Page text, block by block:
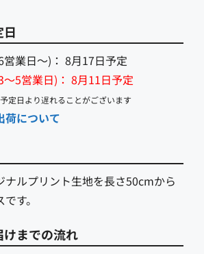
業日〜)： 8月17日予定
5営業日)： 8月11日予定
定日より遅れることがございます
荷について
ナルプリント生地を長さ50cmから
す。
けまでの流れ